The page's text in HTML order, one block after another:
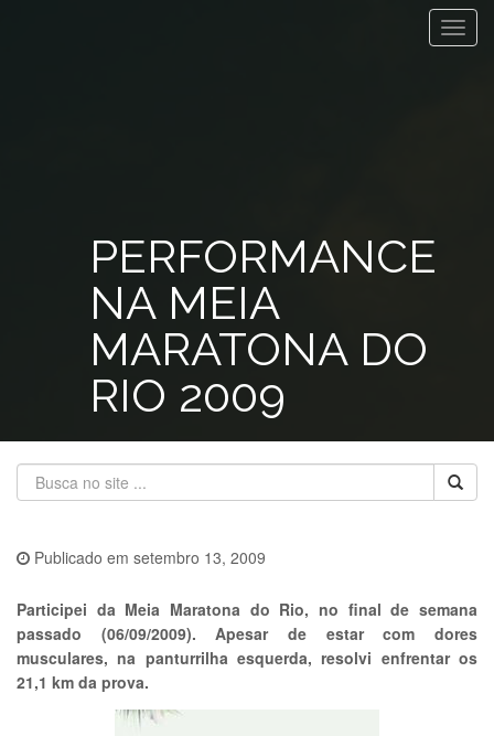
PERFORMANCE
NA MEIA
MARATONA DO
RIO 2009
Publicado em setembro 13, 2009
Participei da Meia Maratona do Rio, no final de semana
passado (06/09/2009). Apesar de estar com dores
musculares, na panturrilha esquerda, resolvi enfrentar os
21,1 km da prova.